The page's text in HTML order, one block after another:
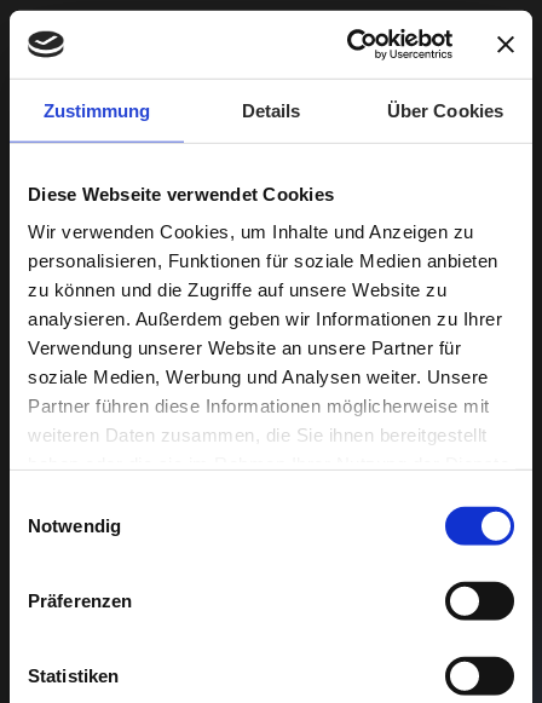
Zustimmung Details Über Cookies
Diese Webseite verwendet Cookies
Wir verwenden Cookies, um Inhalte und Anzeigen zu
personalisieren, Funktionen für soziale Medien anbieten
zu können und die Zugriffe auf unsere Website zu
analysieren. Außerdem geben wir Informationen zu Ihrer
Verwendung unserer Website an unsere Partner für
soziale Medien, Werbung und Analysen weiter. Unsere
Partner führen diese Informationen möglicherweise mit
weiteren Daten zusammen, die Sie ihnen bereitgestellt
Notwendig
Präferenzen
Statistiken
Reset Password